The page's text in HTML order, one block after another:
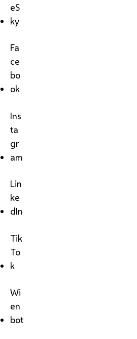
eS
ky
Fa
ce
bo
ok
Ins
ta
gr
am
Lin
ke
dIn
Tik
To
k
Wi
en
bot